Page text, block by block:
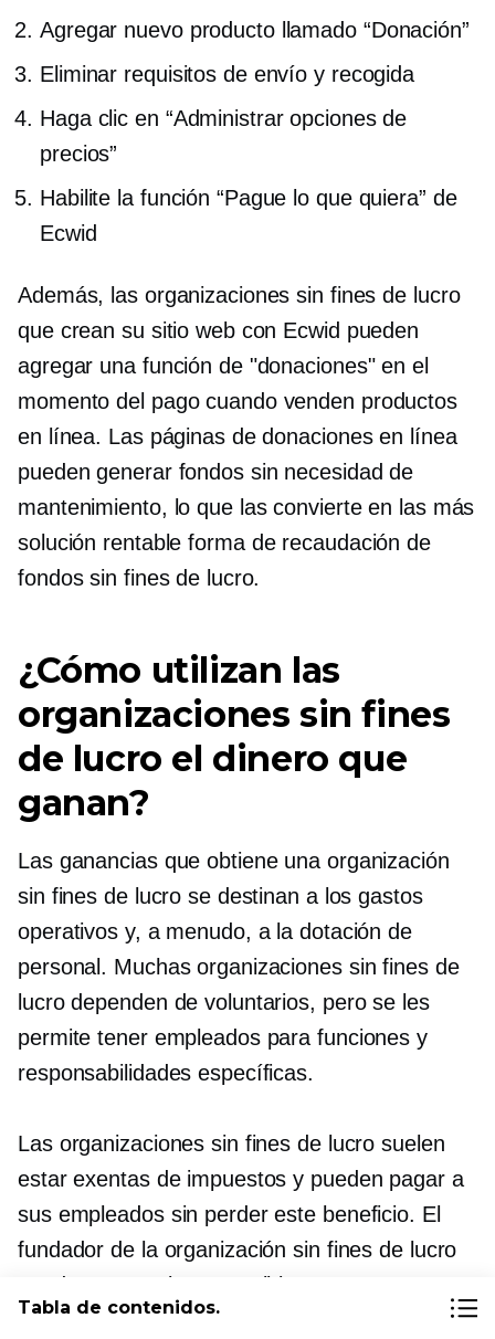
Agregar nuevo producto llamado “Donación”
Eliminar requisitos de envío y recogida
Haga clic en “Administrar opciones de
precios”
Habilite la función “Pague lo que quiera” de
Ecwid
Además, las organizaciones sin fines de lucro
que crean su sitio web con Ecwid pueden
agregar una función de "donaciones" en el
momento del pago cuando venden productos
en línea. Las páginas de donaciones en línea
pueden generar fondos sin necesidad de
mantenimiento, lo que las convierte en las más
solución rentableforma de recaudación de
fondos sin fines de lucro.
¿Cómo utilizan las
organizaciones sin fines
de lucro el dinero que
ganan?
Las ganancias que obtiene una organización
sin fines de lucro se destinan a los gastos
operativos y, a menudo, a la dotación de
personal. Muchas organizaciones sin fines de
lucro dependen de voluntarios, pero se les
permite tener empleados para funciones y
responsabilidades específicas.
Las organizaciones sin fines de lucro suelen
estar exentas de impuestos y pueden pagar a
sus empleados sin perder este beneficio. El
fundador de la organización sin fines de lucro
puede, en ocasiones, recibir una
compensación por su trabajo. El resto del
Tabla de contenidos.